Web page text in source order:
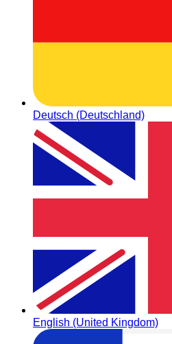
Deutsch (Deutschland)
English (United Kingdom)